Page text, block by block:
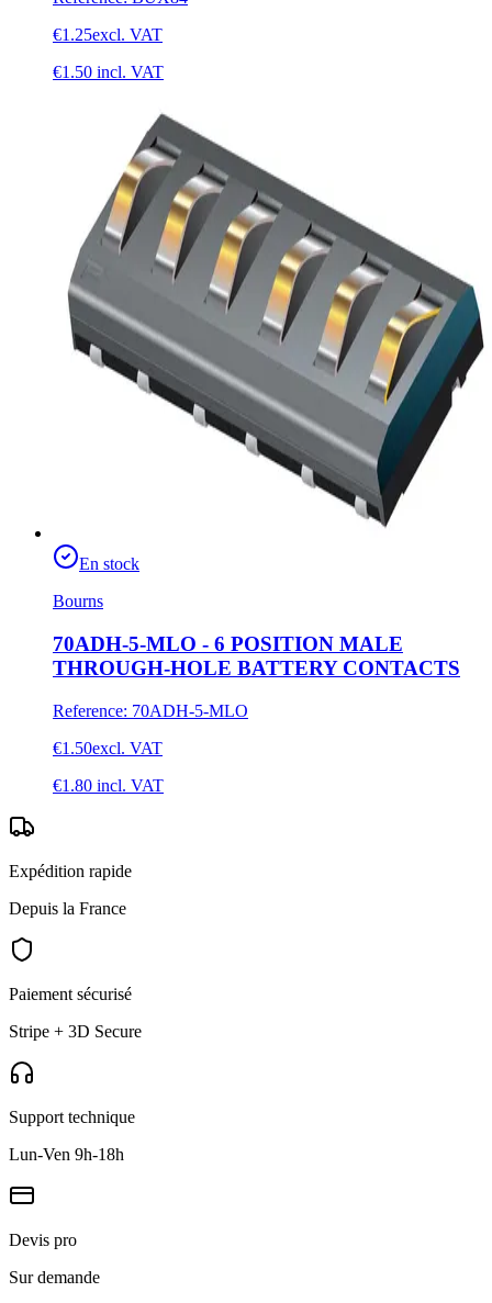
€1.25excl. VAT
€1.50 incl. VAT
En stock
Bourns
70ADH-5-MLO - 6 POSITION MALE
THROUGH-HOLE BATTERY CONTACTS
Reference: 70ADH-5-MLO
€1.50excl. VAT
€1.80 incl. VAT
Expédition rapide
Depuis la France
Paiement sécurisé
Stripe + 3D Secure
Support technique
Lun-Ven 9h-18h
Devis pro
Sur demande